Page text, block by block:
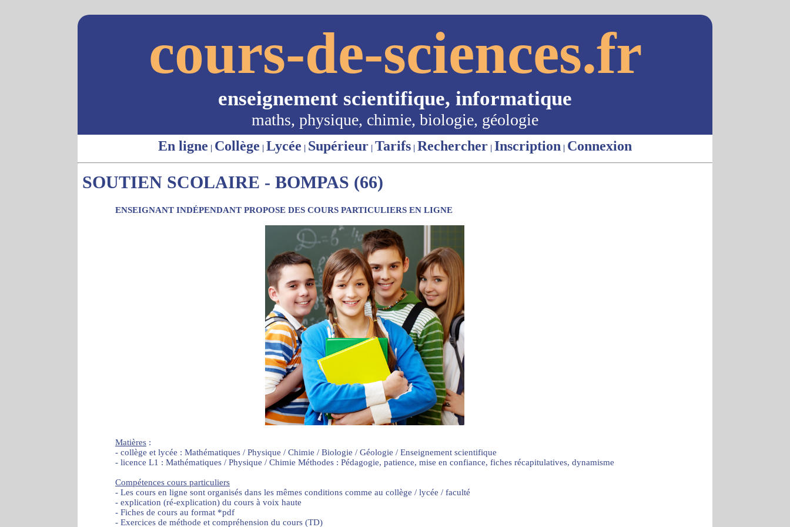
cours-de-sciences.fr
enseignement scientifique, informatique
maths, physique, chimie, biologie, géologie
En ligne | Collège | Lycée | Supérieur | Tarifs | Rechercher | Inscription | Connexion
SOUTIEN SCOLAIRE - BOMPAS (66)
ENSEIGNANT INDÉPENDANT PROPOSE DES COURS PARTICULIERS EN LIGNE
Matières :
- collège et lycée : Mathématiques / Physique / Chimie / Biologie / Géologie / Enseignement scientifique
- licence L1 : Mathématiques / Physique / Chimie Méthodes : Pédagogie, patience, mise en confiance, fiches récapitulatives, dynamisme
Compétences cours particuliers
- Les cours en ligne sont organisés dans les mêmes conditions comme au collège / lycée / faculté
- explication (ré-explication) du cours à voix haute
- Fiches de cours au format *pdf
- Exercices de méthode et compréhension du cours (TD)